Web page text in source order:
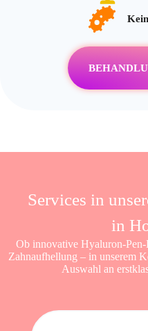
Services in
in
Ob innovative Hyaluron-
Zahnaufhellung – in unserem
Auswahl an